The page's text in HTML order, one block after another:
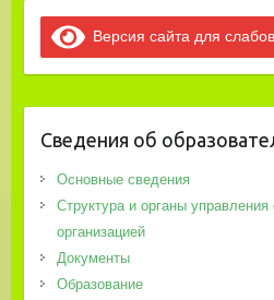
Версия сайта для
Сведения об
Основные сведения
Структура и органы управления
организацией
Документы
Образование